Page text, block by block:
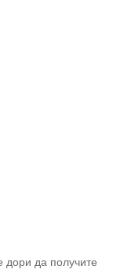
да получите